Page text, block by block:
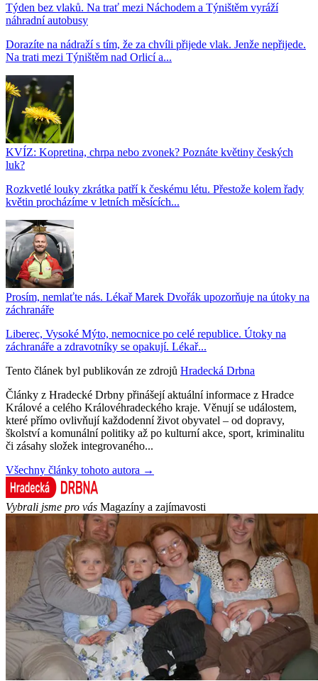
Týden bez vlaků. Na trať mezi Náchodem a Týništěm vyráží
náhradní autobusy
Dorazíte na nádraží s tím, že za chvíli přijede vlak. Jenže nepřijede.
Na trati mezi Týništěm nad Orlicí a...
KVÍZ: Kopretina, chrpa nebo zvonek? Poznáte květiny českých
luk?
Rozkvetlé louky zkrátka patří k českému létu. Přestože kolem řady
květin procházíme v letních měsících...
Prosím, nemlaťte nás. Lékař Marek Dvořák upozorňuje na útoky na
záchranáře
Liberec, Vysoké Mýto, nemocnice po celé republice. Útoky na
záchranáře a zdravotníky se opakují. Lékař...
Tento článek byl publikován ze zdrojů Hradecká Drbna
Články z Hradecké Drbny přinášejí aktuální informace z Hradce
Králové a celého Královéhradeckého kraje. Věnují se událostem,
které přímo ovlivňují každodenní život obyvatel – od dopravy,
školství a komunální politiky až po kulturní akce, sport, kriminalitu
či zásahy složek integrovaného...
Všechny články tohoto autora →
Vybrali jsme pro vás Magazíny a zajímavosti